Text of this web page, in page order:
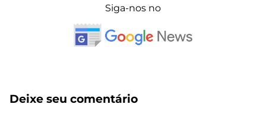
Siga-nos no
Deixe seu comentário